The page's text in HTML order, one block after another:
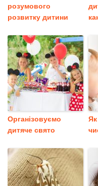
розумового
розвитку дитини
Організовуємо
дитяче свято